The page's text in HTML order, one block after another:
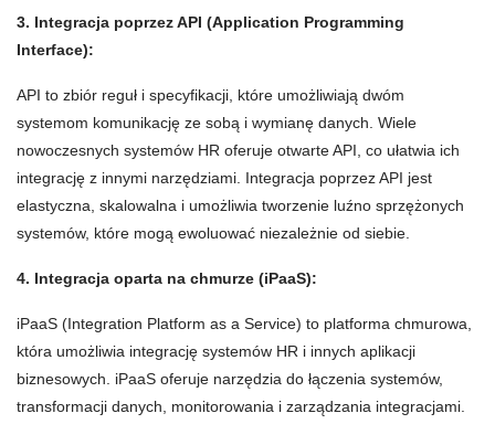
3. Integracja poprzez API (Application Programming
Interface):
API to zbiór reguł i specyfikacji, które umożliwiają dwóm
systemom komunikację ze sobą i wymianę danych. Wiele
nowoczesnych systemów HR oferuje otwarte API, co ułatwia ich
integrację z innymi narzędziami. Integracja poprzez API jest
elastyczna, skalowalna i umożliwia tworzenie luźno sprzężonych
systemów, które mogą ewoluować niezależnie od siebie.
4. Integracja oparta na chmurze (iPaaS):
iPaaS (Integration Platform as a Service) to platforma chmurowa,
która umożliwia integrację systemów HR i innych aplikacji
biznesowych. iPaaS oferuje narzędzia do łączenia systemów,
transformacji danych, monitorowania i zarządzania integracjami.